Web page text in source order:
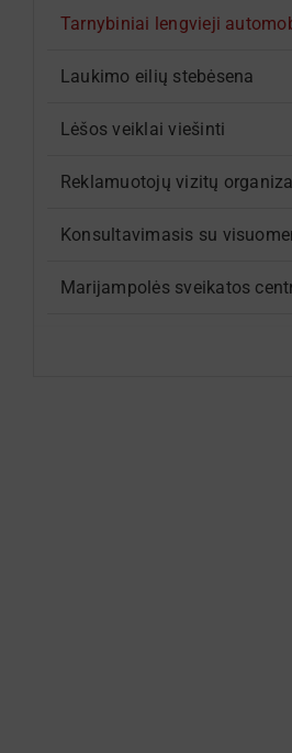
Tarnybiniai lengvieji
Laukimo eilių stebėsena
Lėšos veiklai viešinti
Reklamuotojų vizitų
Konsultavimasis su
Marijampolės sveikatos